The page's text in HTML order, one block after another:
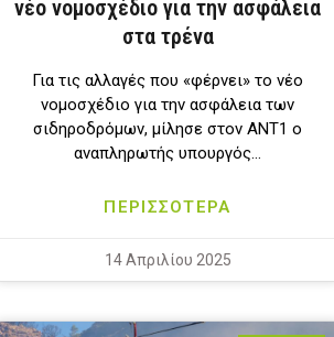
νέο νομοσχέδιο για την ασφάλεια
στα τρένα
Για τις αλλαγές που «φέρνει» το νέο
νομοσχέδιο για την ασφάλεια των
σιδηροδρόμων, μίλησε στον ΑΝΤ1 ο
αναπληρωτής υπουργός…
ΠΕΡΙΣΣΟΤΕΡΑ
14 Απριλίου 2025